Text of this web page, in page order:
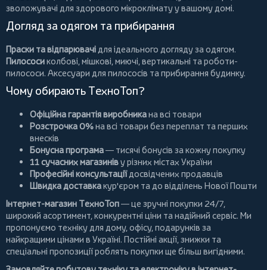
зволожувачі для здорового мікроклімату у вашому домі.
Догляд за одягом та прибирання
Праски та відпарювачі для ідеального догляду за одягом.
Пилососиколбові, мішкові, миючі, вертикальні тароботи-
пилососи. Аксесуари для пилососів та прибирання будинку.
Чому обирають ТехноТоп?
Офіційна гарантія виробникана всі товари
Розстрочка 0%на всі товари без переплат та перших
внесків
Бонусна програма— тисячі бонусів за кожну покупку
11 сучасних магазиніву різних містах України
Професійні консультаціїдосвідчених продавців
Швидка доставкакур'єром та до відділень Нової Пошти
Інтернет-магазин ТехноТоп— це зручні покупки 24/7,
широкий асортимент, конкурентні ціни та надійний сервіс. Ми
пропонуємо техніку для дому, офісу, подарунків за
найкращими цінами в Україні. Постійні акції, знижки та
спеціальні пропозиції роблять покупки ще більш вигідними.